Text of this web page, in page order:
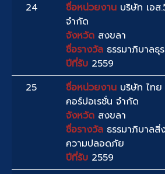
24
ชื่อหน่วยงาน บริษัท เอส
จำกัด
จังหวัด สงขลา
ชื่อรางวัล ธรรมาภิบาลธุ
ปีที่รับ 2559
25
ชื่อหน่วยงาน บริษัท ไทย
คอร์ปอเรชั่น จำกัด
จังหวัด สงขลา
ชื่อรางวัล ธรรมาภิบาลสิ่
ความปลอดภัย
ปีที่รับ 2559